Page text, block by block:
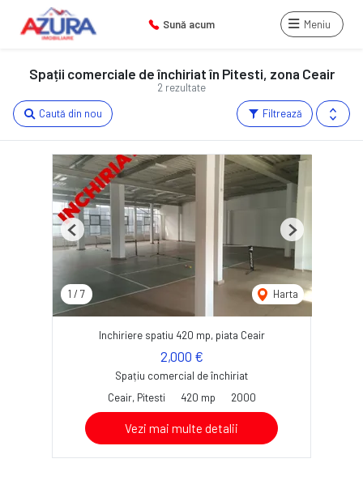
Sună acum Meniu
2 rezultate
Spații comerciale de închiriat în Pitesti, zona Ceair
Filtrează
Caută din nou
1 / 7 Harta
Previous Next
Inchiriere spatiu 420 mp, piata Ceair
2,000 €
Spațiu comercial de închiriat
Ceair, Pitesti
420 mp 2000
Vezi mai multe detalii